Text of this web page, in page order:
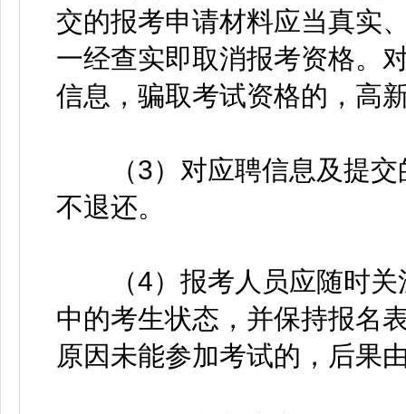
交的报考申请材料应当真实
一经查实即取消报考资格。
信息，骗取考试资格的，高
（3）对应聘信息及提交
不退还。
（4）报考人员应随时关
中的考生状态，并保持报名
原因未能参加考试的，后果